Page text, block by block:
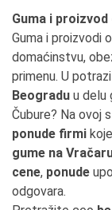
Guma i
Guma i proizvodi
domaćinstvu,
primenu. U
Beogradu u delu
Čubure? Na ovoj
ponude firmi
gume na
cene, ponude
odgovara.